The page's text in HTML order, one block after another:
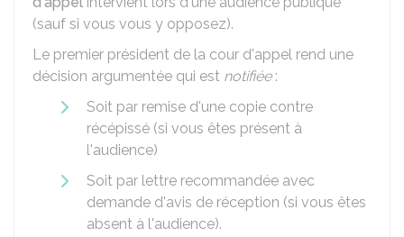
(sauf si vous vous y opposez).
Le premier président de la cour d'appel rend une
décision argumentée qui est notifiée:
Soit par remise d'une copie contre
récépissé (si vous êtes présent à
l'audience)
Soit par lettre recommandée avec
demande d'avis de réception (si vous êtes
absent à l'audience).